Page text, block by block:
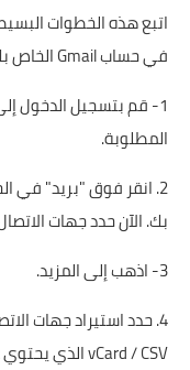
اتبع هذه الخطوات
في حساب Gmail الخاص بك.
المطلوبة.
بك. الآن حدد جهات
3- اذهب إلى المزيد.
4. حدد استيراد جهات
vCard / CSV الذي يحتوي على جهات الاتصال المنقولة.